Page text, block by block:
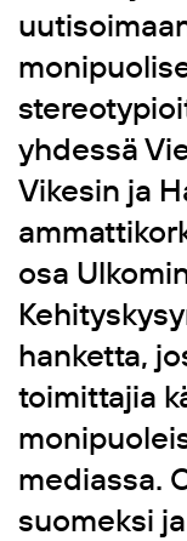
yhdessä
Vikesin ja
osa
hanketta,
toimittajia
mediassa.
suomeksi